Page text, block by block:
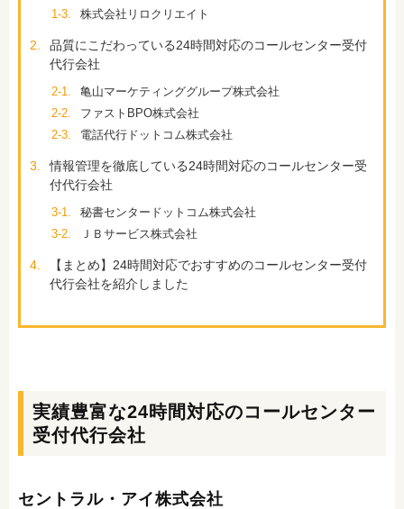
1-3.
株式会社リロクリエイト
2.
品質にこだわっている24時間対応のコールセンター受付
代行会社
2-1.
亀山マーケティンググループ株式会社
2-2.
ファストBPO株式会社
2-3.
電話代行ドットコム株式会社
3.
情報管理を徹底している24時間対応のコールセンター受
付代行会社
3-1.
秘書センタードットコム株式会社
3-2.
ＪＢサービス株式会社
4.
【まとめ】24時間対応でおすすめのコールセンター受付
代行会社を紹介しました
実績豊富な24時間対応のコールセンター
受付代行会社
セントラル・アイ株式会社